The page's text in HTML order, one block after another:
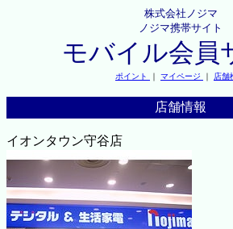
株式会社ノジマ
ノジマ携帯サイト
モバイル会員
ポイント ｜ マイページ ｜ 店舗
店舗情報
イオンタウン守谷店